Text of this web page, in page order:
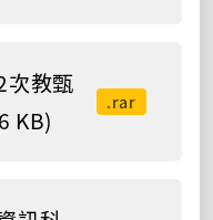
次教甄
KB)
.rar